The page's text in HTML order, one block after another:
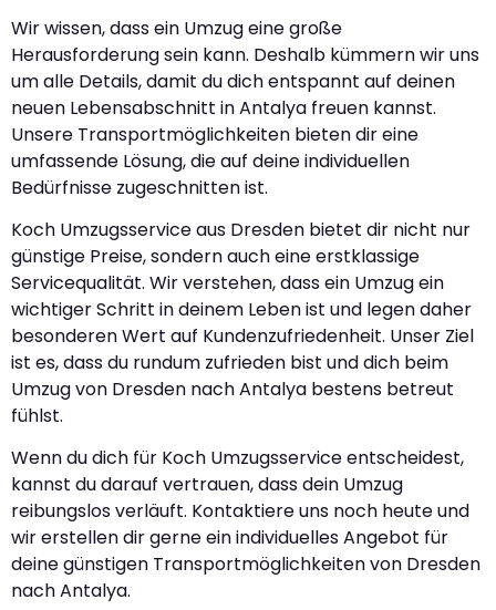
Wir wissen, dass ein Umzug eine große
Herausforderung sein kann. Deshalb kümmern wir uns
um alle Details, damit du dich entspannt auf deinen
neuen Lebensabschnitt in Antalya freuen kannst.
Unsere Transportmöglichkeiten bieten dir eine
umfassende Lösung, die auf deine individuellen
Bedürfnisse zugeschnitten ist.
Koch Umzugsservice aus Dresden bietet dir nicht nur
günstige Preise, sondern auch eine erstklassige
Servicequalität. Wir verstehen, dass ein Umzug ein
wichtiger Schritt in deinem Leben ist und legen daher
besonderen Wert auf Kundenzufriedenheit. Unser Ziel
ist es, dass du rundum zufrieden bist und dich beim
Umzug von Dresden nach Antalya bestens betreut
fühlst.
Wenn du dich für Koch Umzugsservice entscheidest,
kannst du darauf vertrauen, dass dein Umzug
reibungslos verläuft. Kontaktiere uns noch heute und
wir erstellen dir gerne ein individuelles Angebot für
deine günstigen Transportmöglichkeiten von Dresden
nach Antalya.